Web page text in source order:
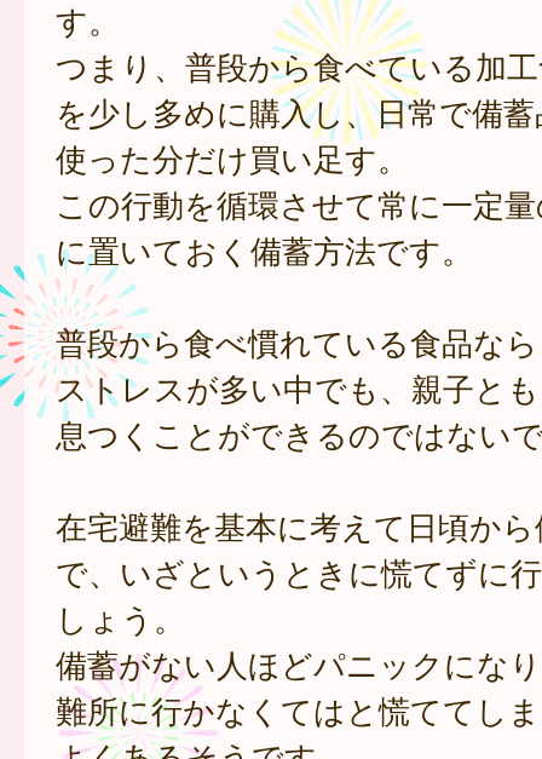
す。
つまり、普段から食べている加
を少し多めに購入し、日常で備
使った分だけ買い足す。
この行動を循環させて常に一定
に置いておく備蓄方法です。
普段から食べ慣れている食品な
ストレスが多い中でも、親子と
息つくことができるのではない
在宅避難を基本に考えて日頃か
で、いざというときに慌てずに
しょう。
備蓄がない人ほどパニックにな
難所に行かなくてはと慌ててし